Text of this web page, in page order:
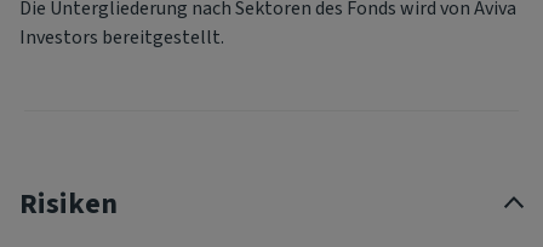
Die Untergliederung nach Sektoren des Fonds wird von Aviva
Investors bereitgestellt.
Risiken